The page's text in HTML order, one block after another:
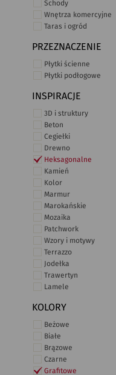
Schody
Wnętrza komercyjne
Taras i ogród
PRZEZNACZENIE
Płytki ścienne
Płytki podłogowe
INSPIRACJE
3D i struktury
Beton
Cegiełki
Drewno
Heksagonalne
Kamień
Kolor
Marmur
Marokańskie
Mozaika
Patchwork
Wzory i motywy
Terrazzo
Jodełka
Trawertyn
Lamele
KOLORY
Beżowe
Białe
Brązowe
Czarne
Grafitowe